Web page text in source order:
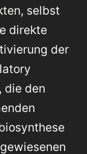
selbst
direkte
der
die den